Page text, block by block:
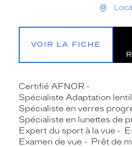
VOIR LA FICHE
Certifié AFNOR
Spécialiste Adaptation
Spécialiste en verres
Spécialiste en lunettes de
Expert du sport à la vue
Examen de vue
Prêt de